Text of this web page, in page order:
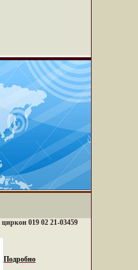
019 02 21-03459
Подробно